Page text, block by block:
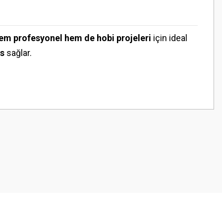
profesyonel hem de hobi projeleri için ideal
sağlar.